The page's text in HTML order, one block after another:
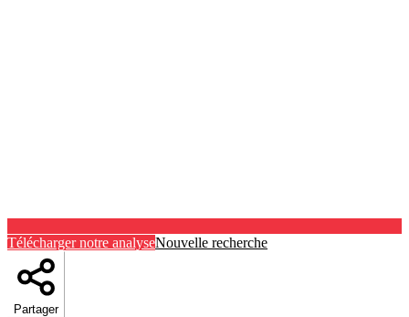
Télécharger notre analyseNouvelle recherche
Partager